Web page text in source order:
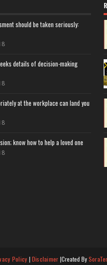
should be taken seriously:
details of decision-making
at the workplace can land you
know how to help a loved one
Policy | Disclaimer |Created By